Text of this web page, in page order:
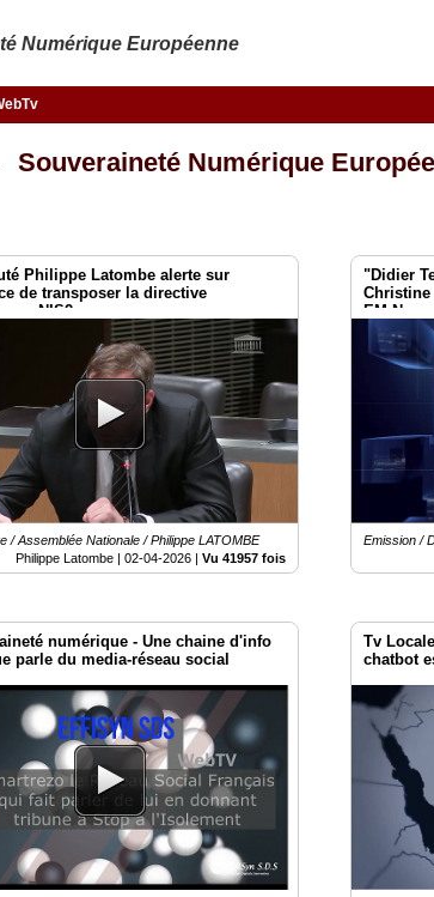
Numérique Européenne
Souveraineté Numérique
Philippe Latombe alerte sur
de transposer la directive
NIS2
/ Assemblée Nationale / Philippe LATOMBE
Philippe Latombe | 02-04-2026| Vu 41957 fois
"Didier
Christine
EM
autour
Emission /
numérique - Une chaine d'info
parle du media-réseau social
Tv
chatbot